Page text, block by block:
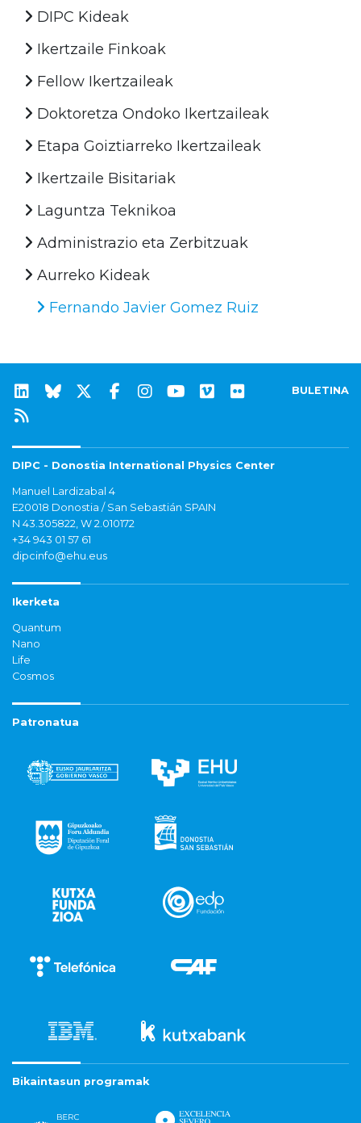
DIPC Kideak
Ikertzaile Finkoak
Fellow Ikertzaileak
Doktoretza Ondoko Ikertzaileak
Etapa Goiztiarreko Ikertzaileak
Ikertzaile Bisitariak
Laguntza Teknikoa
Administrazio eta Zerbitzuak
Aurreko Kideak
Fernando Javier Gomez Ruiz
BULETINA
DIPC - Donostia International Physics Center
Manuel Lardizabal 4
E20018 Donostia / San Sebastián SPAIN
N 43.305822, W 2.010172
+34 943 01 57 61
dipcinfo@ehu.eus
Ikerketa
Quantum
Nano
Life
Cosmos
Patronatua
Bikaintasun programak